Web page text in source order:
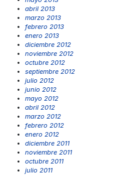
abril 2013
marzo 2013
febrero 2013
enero 2013
diciembre 2012
noviembre 2012
octubre 2012
septiembre 2012
julio 2012
junio 2012
mayo 2012
abril 2012
marzo 2012
febrero 2012
enero 2012
diciembre 2011
noviembre 2011
octubre 2011
julio 2011